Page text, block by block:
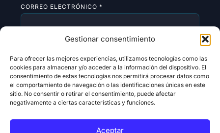
Gestionar consentimiento
Para ofrecer las mejores experiencias, utilizamos tecnologías como las
cookies para almacenar y/o acceder a la información del dispositivo. El
consentimiento de estas tecnologías nos permitirá procesar datos como
el comportamiento de navegación o las identificaciones únicas en este
sitio. No consentir o retirar el consentimiento, puede afectar
negativamente a ciertas características y funciones.
Aceptar
CORREO ELECTRÓNICO *